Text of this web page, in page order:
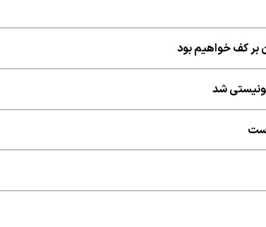
بر کف خواهیم بود
شد